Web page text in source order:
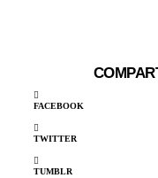
FACEBOOK
TWITTER
TUMBLR